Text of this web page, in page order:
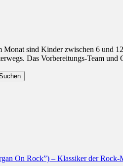
sind Kinder zwischen 6 und
Das Vorbereitungs-Team
On Rock”) – Klassiker der Rock-